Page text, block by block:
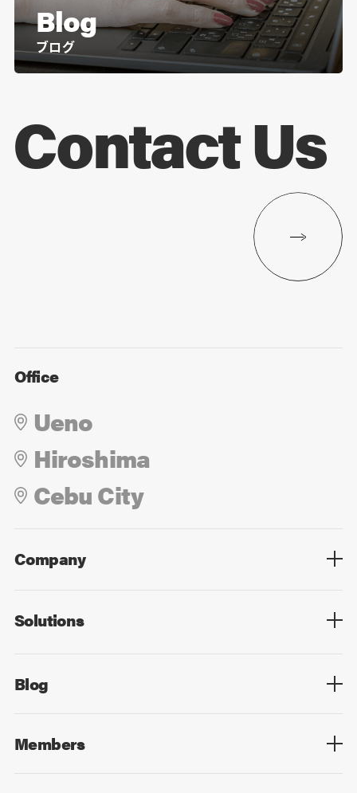
Blog
ブログ
Contact Us
Office
Ueno
Hiroshima
Cebu City
Company
Solutions
Blog
Members